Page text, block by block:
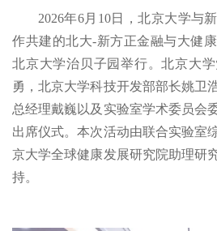
2026年6月10日，北京大学与
作共建的北大-新方正金融与大健
北京大学治贝子园举行。北京大
勇，北京大学科技开发部部长姚卫
总经理戴巍以及实验室学术委员会
出席仪式。本次活动由联合实验室
京大学全球健康发展研究院助理研
持。